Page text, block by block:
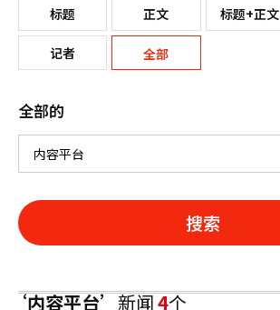
标题 正文 标题+正文
记者 全部
全部的
搜索
‘内容平台’新闻4个